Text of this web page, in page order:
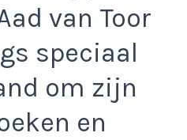
van Toor
speciaal
om zijn
en